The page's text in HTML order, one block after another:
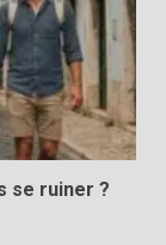
se ruiner ?